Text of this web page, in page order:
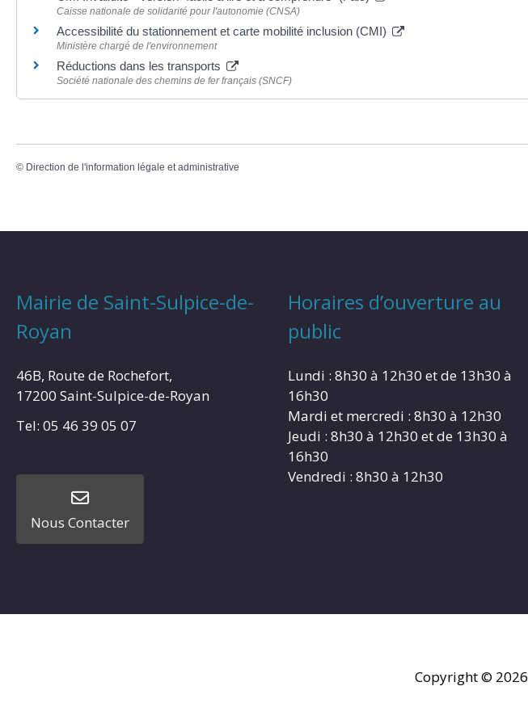
Caisse nationale de solidarité pour l'autonomie (CNSA)
Accessibilité du stationnement et carte mobilité inclusion (CMI)
Ministère chargé de l'environnement
Réductions dans les transports
Société nationale des chemins de fer français (SNCF)
© Direction de l'information légale et administrative
Mairie de Saint-Sulpice-de-
Royan
46B, Route de Rochefort,
17200 Saint-Sulpice-de-Royan
Tel: 05 46 39 05 07
Nous Contacter
Horaires d’ouverture au
public
Lundi : 8h30 à 12h30 et de 13h30 à
16h30
Mardi et mercredi : 8h30 à 12h30
Jeudi : 8h30 à 12h30 et de 13h30 à
16h30
Vendredi : 8h30 à 12h30
Copyright © 2026